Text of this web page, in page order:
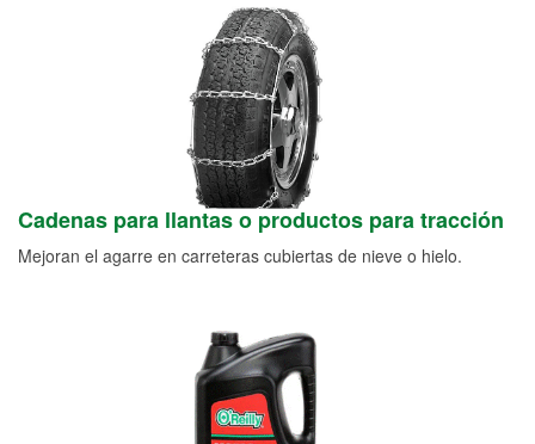
Cadenas para llantas o productos para tracción
Mejoran el agarre en carreteras cubiertas de nieve o hielo.